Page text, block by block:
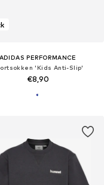
ADIDAS PERFORMANCE
'Kids Anti-Slip'
€8,90